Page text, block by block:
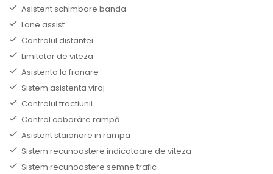
Asistent schimbare banda
Lane assist
Controlul distantei
Limitator de viteza
Asistenta la franare
Sistem asistenta viraj
Controlul tractiunii
Control coborâre rampă
Asistent staionare in rampa
Sistem recunoastere indicatoare de viteza
Sistem recunoastere semne trafic